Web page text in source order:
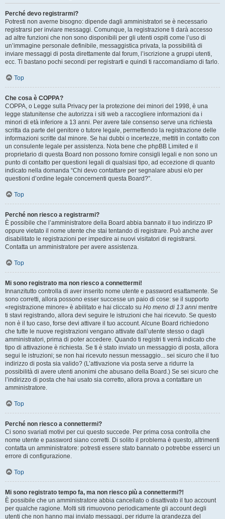
Perché devo registrarmi?
Potresti non averne bisogno: dipende dagli amministratori se è necessario
registrarsi per inviare messaggi. Comunque, la registrazione ti darà accesso
ad altre funzioni che non sono disponibili per gli utenti ospiti come l’uso di
un’immagine personale definibile, messaggistica privata, la possibilità di
inviare messaggi di posta direttamente dal forum, l’iscrizione a gruppi utenti,
ecc. Ti bastano pochi secondi per registrarti e quindi ti raccomandiamo di farlo.
Top
Che cosa è COPPA?
COPPA, o Legge sulla Privacy per la protezione dei minori del 1998, è una
legge statunitense che autorizza i siti web a raccogliere informazioni da i
minori di età inferiore a 13 anni. Per avere tale consenso serve una richiesta
scritta da parte del genitore o tutore legale, permettendo la registrazione delle
informazioni scritte dal minore. Se hai dubbi o incertezze, mettiti in contatto con
un consulente legale per assistenza. Nota bene che phpBB Limited e il
proprietario di questa Board non possono fornire consigli legali e non sono un
punto di contatto per questioni legali di qualsiasi tipo, ad eccezione di quanto
indicato nella domanda “Chi devo contattare per segnalare abusi e/o per
questioni d’ordine legale concernenti questa Board?”.
Top
Perché non riesco a registrarmi?
È possibile che l’amministratore della Board abbia bannato il tuo indirizzo IP
oppure vietato il nome utente che stai tentando di registrare. Può anche aver
disabilitato le registrazioni per impedire ai nuovi visitatori di registrarsi.
Contatta un amministratore per avere assistenza.
Top
Mi sono registrato ma non riesco a connettermi!
Innanzitutto controlla di aver inserito nome utente e password esattamente. Se
sono corretti, allora possono esser successe un paio di cose: se il supporto
«registrazione minore» è abilitato e hai cliccato su Ho meno di 13 anni mentre
ti stavi registrando, allora devi seguire le istruzioni che hai ricevuto. Se questo
non è il tuo caso, forse devi attivare il tuo account. Alcune Board richiedono
che tutte le nuove registrazioni vengano attivate dall’utente stesso o dagli
amministratori, prima di poter accedere. Quando ti registri ti verrà indicato che
tipo di attivazione è richiesta. Se ti è stato inviato un messaggio di posta, allora
segui le istruzioni; se non hai ricevuto nessun messaggio... sei sicuro che il tuo
indirizzo di posta sia valido? (L’attivazione via posta serve a ridurre la
possibilità di avere utenti anonimi che abusano della Board.) Se sei sicuro che
l’indirizzo di posta che hai usato sia corretto, allora prova a contattare un
amministratore.
Top
Perché non riesco a connettermi?
Ci sono svariati motivi per cui questo succede. Per prima cosa controlla che
nome utente e password siano corretti. Di solito il problema è questo, altrimenti
contatta un amministratore: potresti essere stato bannato o potrebbe esserci un
errore di configurazione.
Top
Mi sono registrato tempo fa, ma non riesco più a connettermi?!
È possibile che un amministratore abbia cancellato o disattivato il tuo account
per qualche ragione. Molti siti rimuovono periodicamente gli account degli
utenti che non hanno mai inviato messaggi, per ridurre la grandezza del